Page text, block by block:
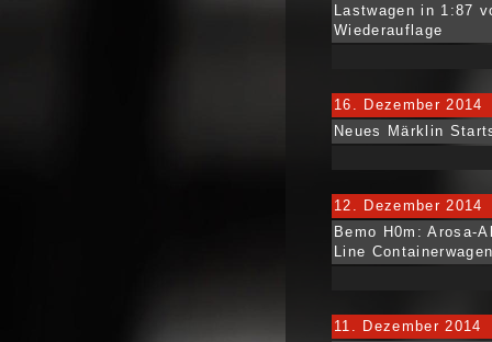
Lastwagen in 1:87
Wiederauflage
16. Dezember 2014
Neues Märklin
12. Dezember 2014
Bemo H0m: Arosa-
Line
11. Dezember 2014